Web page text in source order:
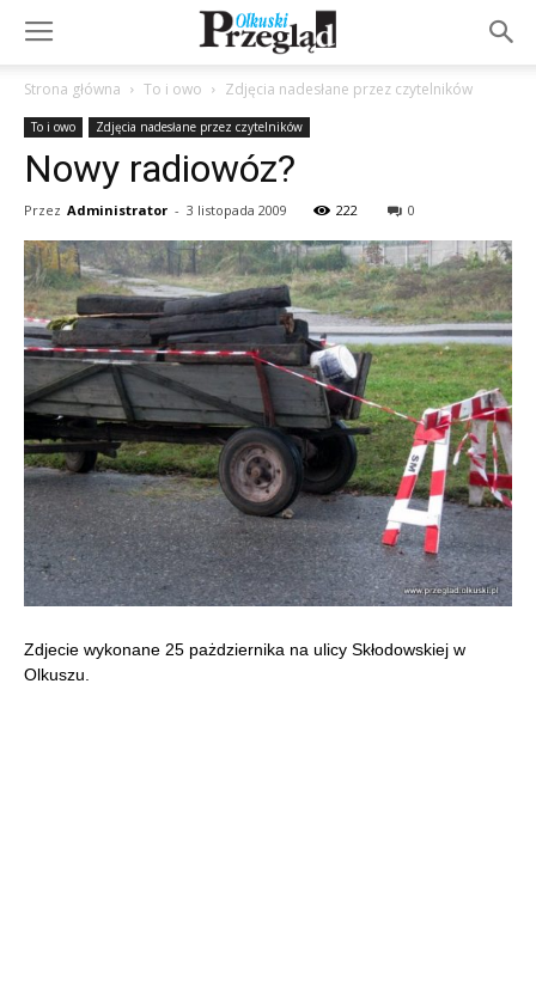
Strona główna To i owo Zdjęcia nadesłane przez czytelników
To i owo Zdjęcia nadesłane przez czytelników
Nowy radiowóz?
Przez Administrator - 3 listopada 2009 222 0
Zdjecie wykonane 25 pażdziernika na ulicy Skłodowskiej w
Olkuszu.